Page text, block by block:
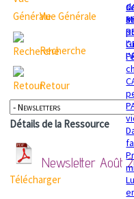
Vue Générale
Recherche
Retour
Détails de la Ressource
Newsletter Août
Télécharger